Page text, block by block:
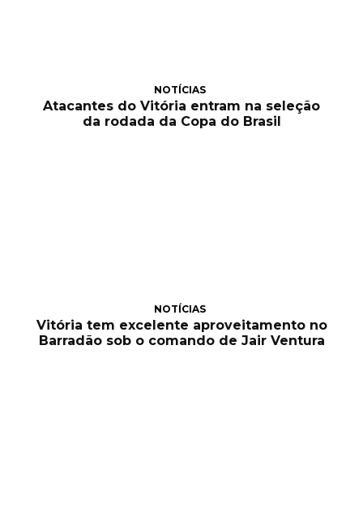
NOTÍCIAS
Atacantes do Vitória entram na seleção
da rodada da Copa do Brasil
NOTÍCIAS
Vitória tem excelente aproveitamento no
Barradão sob o comando de Jair Ventura